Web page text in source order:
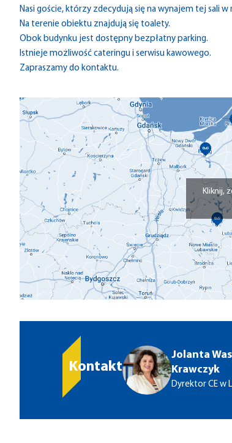
Nasi goście, którzy zdecydują się na wynajem tej sali
Na terenie obiektu znajdują się toalety.
Obok budynku jest dostępny bezpłatny parking.
Istnieje możliwość cateringu i serwisu kawowego.
Zapraszamy do kontaktu.
Kliknij,
Kontakt
Jolanta
Krawczyk
Dyrektor CE w